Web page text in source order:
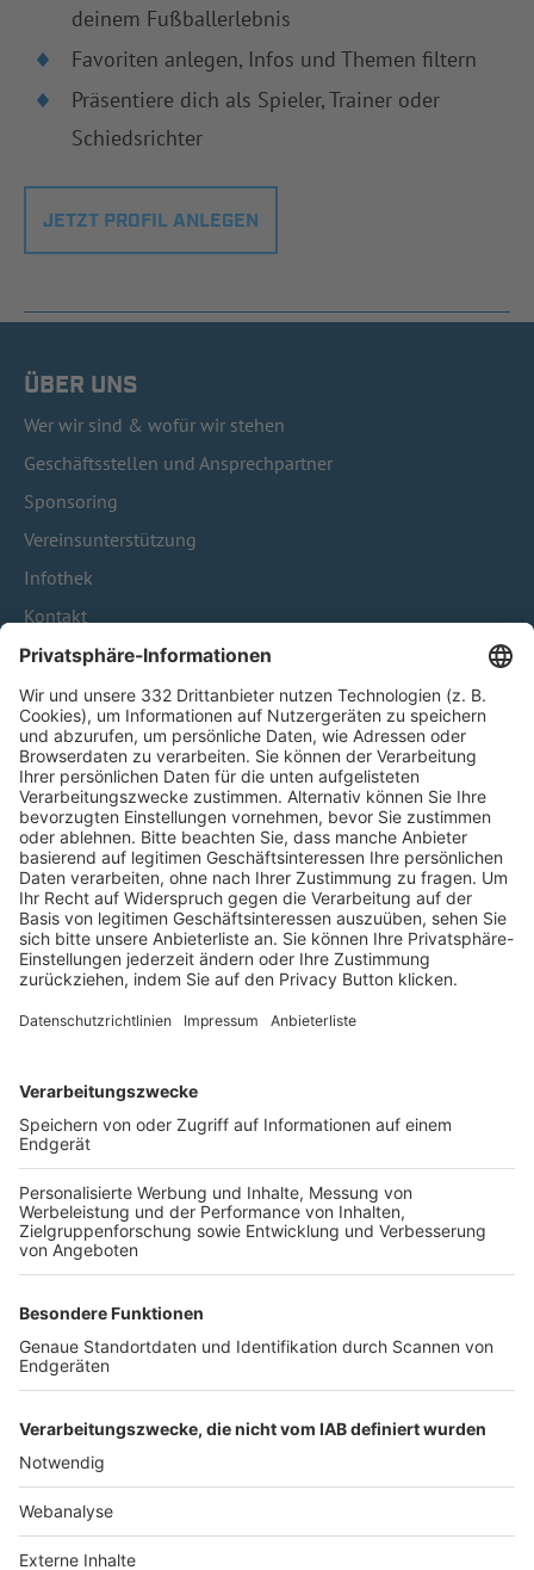
deinem Fußballerlebnis
Favoriten anlegen, Infos und Themen filtern
Präsentiere dich als Spieler, Trainer oder
Schiedsrichter
JETZT PROFIL ANLEGEN
ÜBER UNS
Wer wir sind & wofür wir stehen
Geschäftsstellen und Ansprechpartner
Sponsoring
Vereinsunterstützung
Infothek
Kontakt
HÄUFIG BESUCHTE SEITEN
Pässe und Vereinswechsel
Trainerausbildung
Schulungsangebot Vereinsmitarbeiter
BFV-Geschäftsstellen
Trainerbörse
Login SpielPlus
FOLGE DEM BFV
TOP-VEREINE
TOP-PARTNER
Nutzungsbedingungen Datenschutz Impressum